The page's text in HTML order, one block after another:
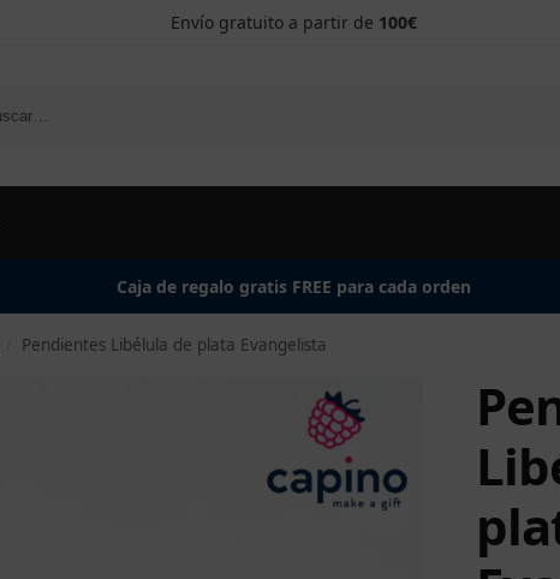
Envío gratuito a partir de 100€
Caja de regalo gratis FREE para cada orden
Pendientes Libélula de plata Evangelista